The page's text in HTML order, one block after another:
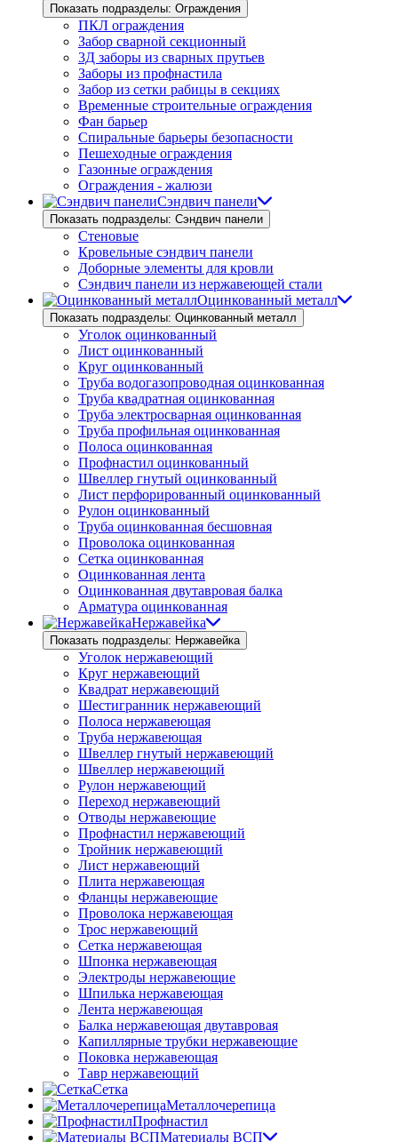
Показать подразделы: Ограждения
ПКЛ ограждения
Забор сварной секционный
3Д заборы из сварных прутьев
Заборы из профнастила
Забор из сетки рабицы в секциях
Временные строительные ограждения
Фан барьер
Спиральные барьеры безопасности
Пешеходные ограждения
Газонные ограждения
Ограждения - жалюзи
Сэндвич панели
Показать подразделы: Сэндвич панели
Стеновые
Кровельные сэндвич панели
Доборные элементы для кровли
Сэндвич панели из нержавеющей стали
Оцинкованный металл
Показать подразделы: Оцинкованный металл
Уголок оцинкованный
Лист оцинкованный
Круг оцинкованный
Труба водогазопроводная оцинкованная
Труба квадратная оцинкованная
Труба электросварная оцинкованная
Труба профильная оцинкованная
Полоса оцинкованная
Профнастил оцинкованный
Швеллер гнутый оцинкованный
Лист перфорированный оцинкованный
Рулон оцинкованный
Труба оцинкованная бесшовная
Проволока оцинкованная
Сетка оцинкованная
Оцинкованная лента
Оцинкованная двутавровая балка
Арматура оцинкованная
Нержавейка
Показать подразделы: Нержавейка
Уголок нержавеющий
Круг нержавеющий
Квадрат нержавеющий
Шестигранник нержавеющий
Полоса нержавеющая
Труба нержавеющая
Швеллер гнутый нержавеющий
Швеллер нержавеющий
Рулон нержавеющий
Переход нержавеющий
Отводы нержавеющие
Профнастил нержавеющий
Тройник нержавеющий
Лист нержавеющий
Плита нержавеющая
Фланцы нержавеющие
Проволока нержавеющая
Трос нержавеющий
Сетка нержавеющая
Шпонка нержавеющая
Электроды нержавеющие
Шпилька нержавеющая
Лента нержавеющая
Балка нержавеющая двутавровая
Капиллярные трубки нержавеющие
Поковка нержавеющая
Тавр нержавеющий
Сетка
Металлочерепица
Профнастил
Материалы ВСП